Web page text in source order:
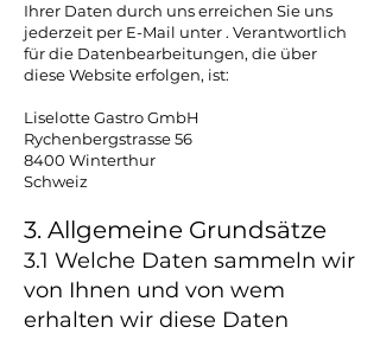
Ihrer Daten durch uns erreichen Sie uns
jederzeit per E-Mail unter . Verantwortlich
für die Datenbearbeitungen, die über
diese Website erfolgen, ist:
Liselotte Gastro GmbH
Rychenbergstrasse 56
8400 Winterthur
Schweiz
3. Allgemeine Grundsätze
3.1 Welche Daten sammeln wir
von Ihnen und von wem
erhalten wir diese Daten